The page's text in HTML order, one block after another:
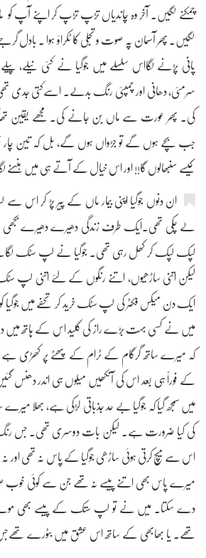
چمکنے لگیں۔ آخر وہ چاندیاں تڑپ تڑپ کر اپنے آپ
لگیں۔ پھر آسمان پہ صوت و تجلی کا ٹکراؤ ہوا ۔ بادل
پانی پڑنے لگااس سلسلے میں جوگیا نے کئی نیلے،
سرمئی، دھانی اور چمپئی رنگ بدلے۔ اسےکتی جدی
کی۔ پھر عورت سے ماں بن جانے کی۔ مجھے یقین
جب بچے ہوں گے تو جڑواں ہوں گے، بل کہ تین چار
کیسے سنبھالوں گا!! اور اس خیال کے آتے ہی میں ہنسنے
ان دنوں جوگیا اپنی بیمار ماں کے پیر پڑ کر
لے چکی تھی۔ایک طرف زندگی دھیرے دھیرے بجھی
لپک لپک کر کھِل رہی تھی۔ جوگیا نے لپ سٹک
لیکن اتنی ساڑھیوں، اتنے رنگوں کے لئے اتنی لپ
ایک دن میکس فکٹر کی لپ سٹک خرید کر تحفے میں جوگیا
میں نے کسی بہت بڑے راز کی کلید اس کے ہاتھ
کہ میرے ساتھ گرگام کے ٹرام کے پھٹے پر کھڑی
کے فوراً ہی بعد اس کی آنکھیں میلوں ہی اندر دھنس گئیں
میں سمجھ گیا کہ جوگیا بے حد جذباتی لڑکی ہے، بھلا میرے
کی کیا ضرورت ہے۔ لیکن بات دوسری تھی۔ جس
اس سے میچ کرتی ہوئی ساڑھی جوگیا کے پاس نہ تھی اور
میرے پاس بھی اتنے پیسے نہ تھے جن سے کوئی خوب
دے سکتا۔ میں نے تو لپ ستک کے پیسے بھی
تھے۔ یا بھابھی کے ساتھ اس عشق میں بٹورے تھےجس